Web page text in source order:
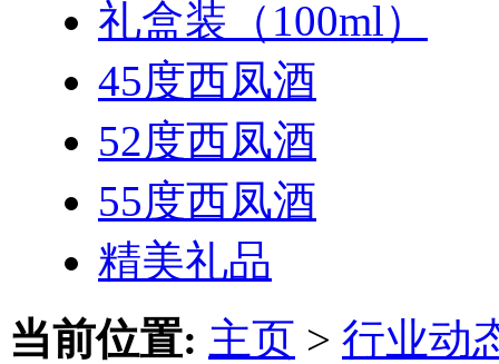
礼盒装（100ml）
45度西凤酒
52度西凤酒
55度西凤酒
精美礼品
当前位置: 主页 > 行业动